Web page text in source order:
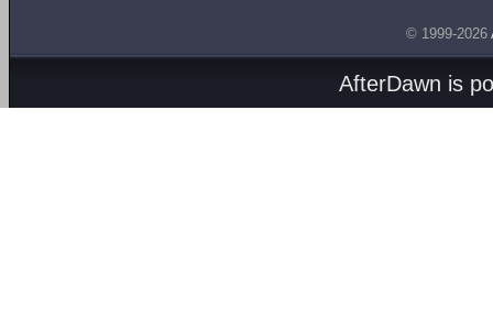
© 1999-2026
AfterDawn is